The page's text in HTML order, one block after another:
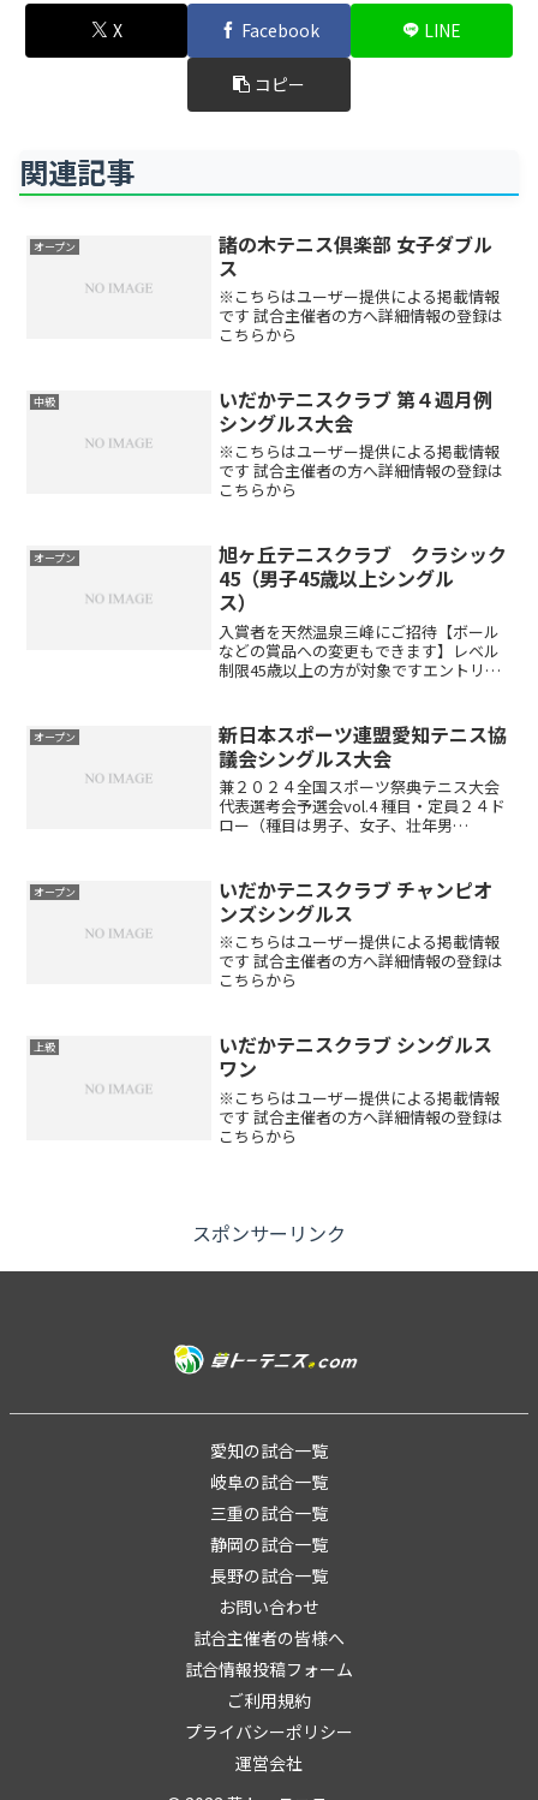
X Facebook LINE
コピー
関連記事
オープン
諸の木テニス倶楽部 女子ダブル
ス
※こちらはユーザー提供による掲載情報
です 試合主催者の方へ詳細情報の登録は
こちらから
中級
いだかテニスクラブ 第４週月例
シングルス大会
※こちらはユーザー提供による掲載情報
です 試合主催者の方へ詳細情報の登録は
こちらから
オープン
旭ヶ丘テニスクラブ クラシック
45（男子45歳以上シングル
ス）
入賞者を天然温泉三峰にご招待【ボール
などの賞品への変更もできます】レベル
制限45歳以上の方が対象ですエントリー
い試合方式予選リーグ戦後、順位別トー
ナメントを行います（エ...
オープン
新日本スポーツ連盟愛知テニス協
議会シングルス大会
兼２０２４全国スポーツ祭典テニス大会
代表選考会予選会vol.4 種目・定員２４ド
ロー（種目は男子、女子、壮年男
リーグ戦後に順位別トーナメント※天候
や参加状況...
オープン
いだかテニスクラブ チャンピオ
ンズシングルス
※こちらはユーザー提供による掲載情報
です 試合主催者の方へ詳細情報の登録は
こちらから
上級
いだかテニスクラブ シングルス
ワン
※こちらはユーザー提供による掲載情報
です 試合主催者の方へ詳細情報の登録は
こちらから
スポンサーリンク
愛知の試合一覧
岐阜の試合一覧
三重の試合一覧
静岡の試合一覧
長野の試合一覧
お問い合わせ
試合主催者の皆様へ
試合情報投稿フォーム
ご利用規約
プライバシーポリシー
運営会社